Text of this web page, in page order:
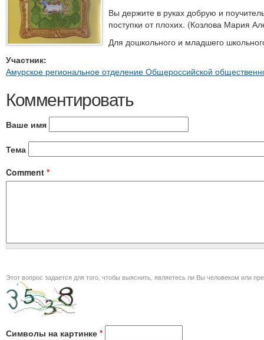
Вы держите в руках добрую и
поступки от плохих. (Козлова Мария
Для дошкольного и младшего
Участник:
Амурское региональное отделение Общероссийской
Комментировать
Ваше имя
Тема
Comment *
Этот вопрос задается для того,
Символы на картинке *